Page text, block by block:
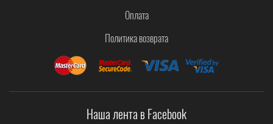
Оплата
Политика возврата
Наша лента в Facebook